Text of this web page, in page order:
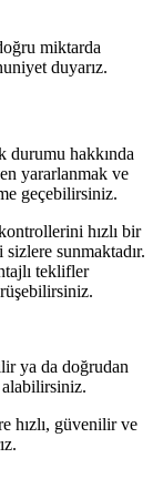
miktarda
duyarız.
durumu hakkında
yararlanmak ve
geçebilirsiniz.
hızlı bir
sunmaktadır.
teklifler
ya da doğrudan
alabilirsiniz.
hızlı, güvenilir ve